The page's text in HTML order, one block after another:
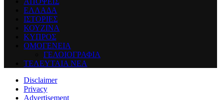
ΕΛΛΑΔΑ
ΙΣΤΟΡΙΕΣ
ΚΟΥΖΙΝΑ
ΚΥΠΡΟΣ
ΟΜΟΓΕΝΕΙΑ
ΓΕΛΟΙΟΓΡΑΦΙΑ
ΤΕΛΕΥΤΑΙΑ ΝΕΑ
Disclaimer
Privacy
Advertisement